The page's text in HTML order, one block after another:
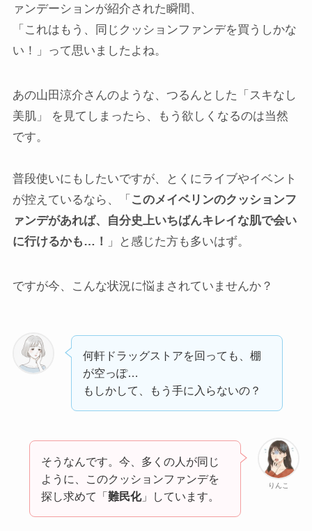
ァンデーションが紹介された瞬間、
「これはもう、同じクッションファンデを買うしかな
い！」って思いましたよね。
あの山田涼介さんのような、つるんとした「スキなし
美肌」 を見てしまったら、もう欲しくなるのは当然
です。
普段使いにもしたいですが、とくにライブやイベント
が控えているなら、「 このメイベリンのクッションフ
ァンデがあれば、自分史上いちばんキレイな肌で会い
に行けるかも…！
」と感じた方も多いはず。
ですが今、こんな状況に悩まされていませんか？
何軒ドラッグストアを回っても、棚
が空っぽ…
もしかして、もう手に入らないの？
りんこ
そうなんです。今、多くの人が同じ
ように、このクッションファンデを
探し求めて「難民化」しています。